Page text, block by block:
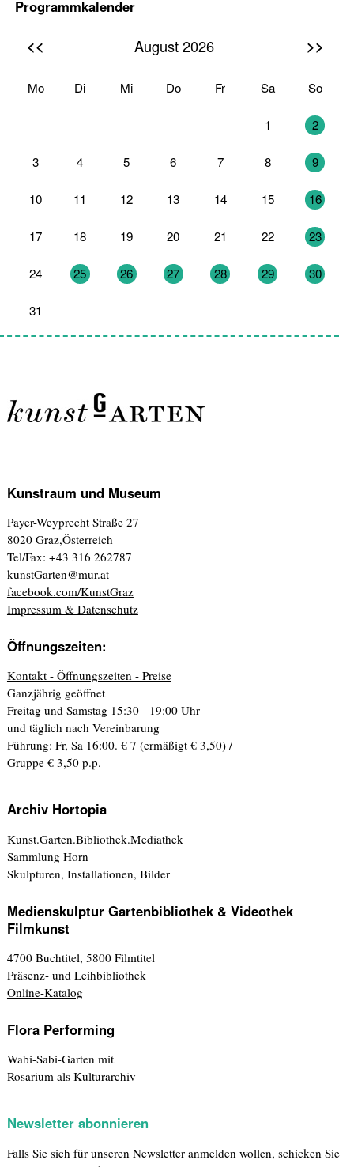
Programmkalender
<< August 2026 >>
Mo Di Mi Do Fr Sa So
1 2
3 4 5 6 7 8 9
10 11 12 13 14 15 16
17 18 19 20 21 22 23
24 25 26 27 28 29 30
31
Kunstraum und Museum
Payer-Weyprecht Straße 27
8020 Graz,Österreich
Tel/Fax: +43 316 262787
kunstGarten@mur.at
facebook.com/KunstGraz
Impressum & Datenschutz
Öffnungszeiten:
Kontakt - Öffnungszeiten - Preise
Ganzjährig geöffnet
Freitag und Samstag 15:30 - 19:00 Uhr
und täglich nach Vereinbarung
Führung: Fr, Sa 16:00. € 7 (ermäßigt € 3,50) /
Gruppe € 3,50 p.p.
Archiv Hortopia
Kunst.Garten.Bibliothek.Mediathek
Sammlung Horn
Skulpturen, Installationen, Bilder
Medienskulptur Gartenbibliothek & Videothek
Filmkunst
4700 Buchtitel, 5800 Filmtitel
Präsenz- und Leihbibliothek
Online-Katalog
Flora Performing
Wabi-Sabi-Garten mit
Rosarium als Kulturarchiv
Newsletter abonnieren
Falls Sie sich für unseren Newsletter anmelden wollen, schicken Sie